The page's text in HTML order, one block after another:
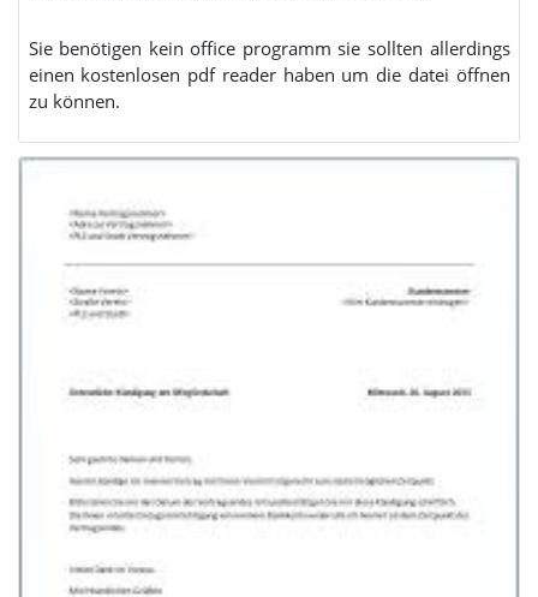
Sie benötigen kein office programm sie sollten allerdings
einen kostenlosen pdf reader haben um die datei öffnen
zu können.